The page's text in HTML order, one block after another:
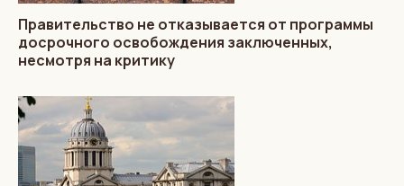
Правительство не отказывается от программы
досрочного освобождения заключенных,
несмотря на критику